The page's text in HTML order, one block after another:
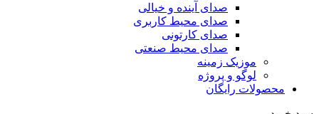
صدای آینده و خیالی
صدای محیط کاربری
صدای کارتونی
صدای محیط صنعتی
موزیک زمینه
لوگو و پروژه
محصولات رایگان